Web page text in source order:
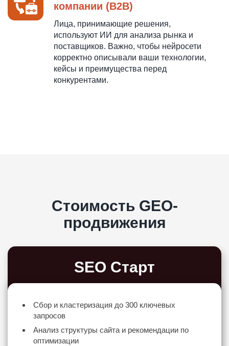
компании (B2B)
Лица, принимающие решения,
используют ИИ для анализа рынка и
поставщиков. Важно, чтобы нейросети
корректно описывали ваши технологии,
кейсы и преимущества перед
конкурентами.
Стоимость GEO-
продвижения
SEO Старт
Сбор и кластеризация до 300 ключевых
запросов
Анализ структуры сайта и рекомендации по
оптимизации